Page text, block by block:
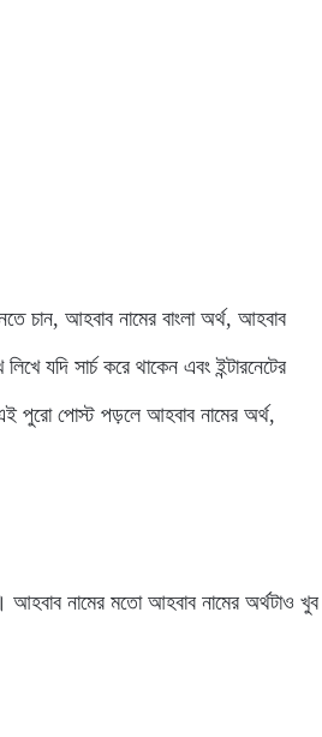
চান, আহবাব নামের বাংলা অর্থ, আহবাব
সার্চ করে থাকেন এবং ইন্টারনেটের
পুরো পোস্ট পড়লে আহবাব নামের অর্থ,
আহবাব নামের মতো আহবাব নামের অর্থটাও খুব